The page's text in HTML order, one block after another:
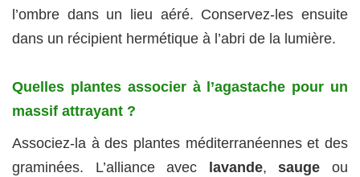
l’ombre dans un lieu aéré. Conservez-les ensuite
dans un récipient hermétique à l’abri de la lumière.
Quelles plantes associer à l’agastache pour un
massif attrayant ?
Associez-la à des plantes méditerranéennes et des
graminées. L’alliance avec
lavande,sauge ou